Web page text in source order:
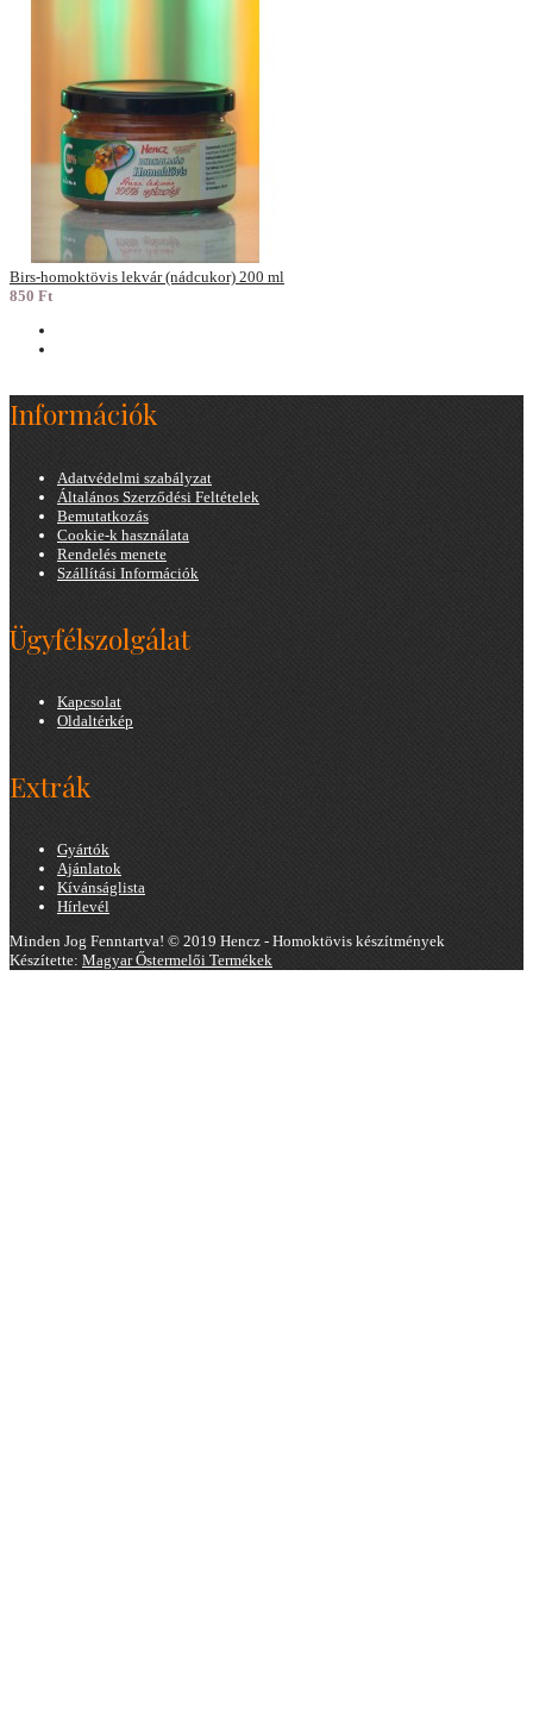
Birs-homoktövis lekvár (nádcukor) 200 ml
850 Ft
Információk
Adatvédelmi szabályzat
Általános Szerződési Feltételek
Bemutatkozás
Cookie-k használata
Rendelés menete
Szállítási Információk
Ügyfélszolgálat
Kapcsolat
Oldaltérkép
Extrák
Gyártók
Ajánlatok
Kívánságlista
Hírlevél
Minden Jog Fenntartva! © 2019 Hencz - Homoktövis készítmények
Készítette: Magyar Őstermelői Termékek